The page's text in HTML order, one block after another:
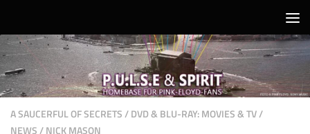
A SAUCERFUL OF SECRETS/DVD & BLU-RAY: MOVIES & TV/
NEWS/NICK MASON